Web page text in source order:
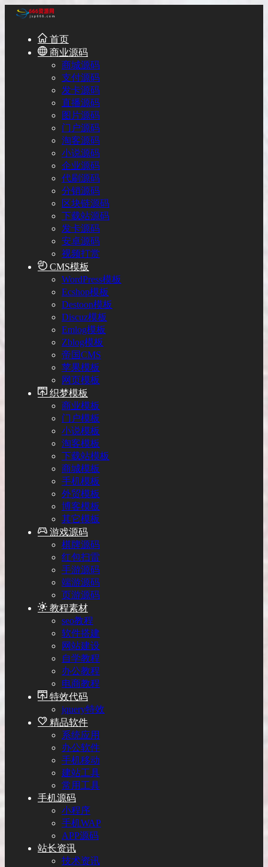
首页
商业源码
商城源码
支付源码
发卡源码
直播源码
图片源码
门户源码
淘客源码
小说源码
企业源码
代刷源码
分销源码
区块链源码
下载站源码
发卡源码
安卓源码
视频打赏
CMS模板
WordPress模板
Ecshop模板
Destoon模板
Discuz模板
Emlog模板
Zblog模板
帝国CMS
苹果模板
网页模板
织梦模板
商业模板
门户模板
小说模板
淘客模板
下载站模板
商城模板
手机模板
外贸模板
博客模板
其它模板
游戏源码
棋牌源码
红包扫雷
手游源码
端游源码
页游源码
教程素材
seo教程
软件搭建
网站建设
自学教程
办公教程
电商教程
特效代码
jquery特效
精品软件
系统应用
办公软件
手机移动
建站工具
常用工具
手机源码
小程序
手机WAP
APP源码
站长资讯
技术资讯